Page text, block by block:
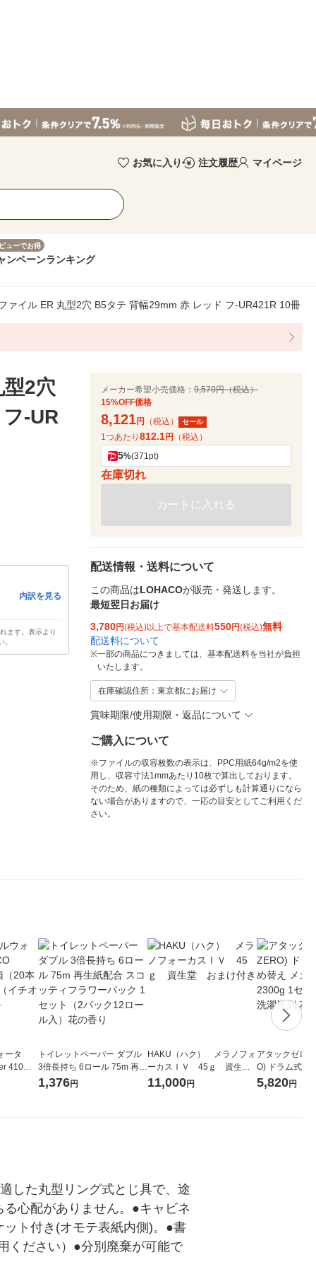
お気に入り 注文履歴 マイページ
ューでお得
ンペーンランキング
ァイル ER 丸型2穴 B5タテ 背幅29mm 赤 レッド フ-UR421R 10冊
2穴
-UR
内訳を見る
ます。表示より
。
メーカー希望小売価格： 9,570円（税込）
15%OFF価格
8,121円 （税込） セール
1つあたり 812.1円 （税込）
5%(371pt)
在庫切れ
カートに入れる
配送情報・送料について
この商品はLOHACOが販売・発送します。
最短翌日お届け
3,780円(税込)以上で基本配送料550円(税込)無料
配送料について
※一部の商品につきましては、基本配送料を当社が負担
いたします。
在庫確認住所：東京都にお届け
賞味期限/使用期限・返品について
ご購入について
※ファイルの収容枚数の表示は、PPC用紙64g/m2を使
用し、収容寸法1mmあたり10枚で算出しております。
そのため、紙の種類によっては必ずしも計算通りになら
ない場合がありますので、一応の目安としてご利用くだ
さい。
ータ
410ml
トイレットペーパー ダブル
3倍長持ち 6ロール 75m 再生
紙配合 スコッティフラワー
パック 1セット（2パック12
1,376円
HAKU（ハク） メラノフォ
ーカスＩＶ 45ｇ 資生
堂 おまけ付き
11,000円
アタックゼロ
O) ドラム式専
ガジャンボ
（2個入) 洗濯
5,820円
した丸型リング式とじ具で、途
心配がありません。●キャビネ
ト付き(オモテ表紙内側)。●書
ください）●分別廃棄が可能で